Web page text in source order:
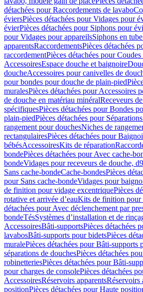
détachées pour Raccordements de lavabo
éviersPièces détachées pour Vidages pour
évierPièces détachées pour Siphons pour
pour Vidages pour appareilsSiphons en
apparentsRaccordementsPièces détachées
raccordementPièces détachées pour
AccessoiresEspace douche et baignoire
doucheAccessoires pour canivelles de
pour bondes pour douche de plain-pied
muralesPièces détachées pour Accessoires
de douche en matériau minéralReceveurs
spécifiquesPièces détachées pour Bondes
plain-piedPièces détachées pour
rangement pour douchesNiches de
rectangulairesPièces détachées pour
bébésAccessoiresKits de réparation
bondePièces détachées pour Avec cache-
bondeVidages pour receveurs de douche,
Sans cache-bondeCache-bondesPièces
pour Sans cache-bondeVidages pour
de finition pour vidage excentriquePièces
rotative et arrivée d’eauKits de finition pour
détachées pour Avec déclenchement par
bondeTésSystèmes d’installation et de
AccessoiresBâti-supportsPièces détachées
lavabosBâti-supports pour bidetsPièces
muralePièces détachées pour Bâti-supports
séparations de douchesPièces détachées
robinetteriesPièces détachées pour Bâti-
pour charges de consolePièces détachées
AccessoiresRéservoirs apparentsRéservoirs
positionPièces détachées pour Haute